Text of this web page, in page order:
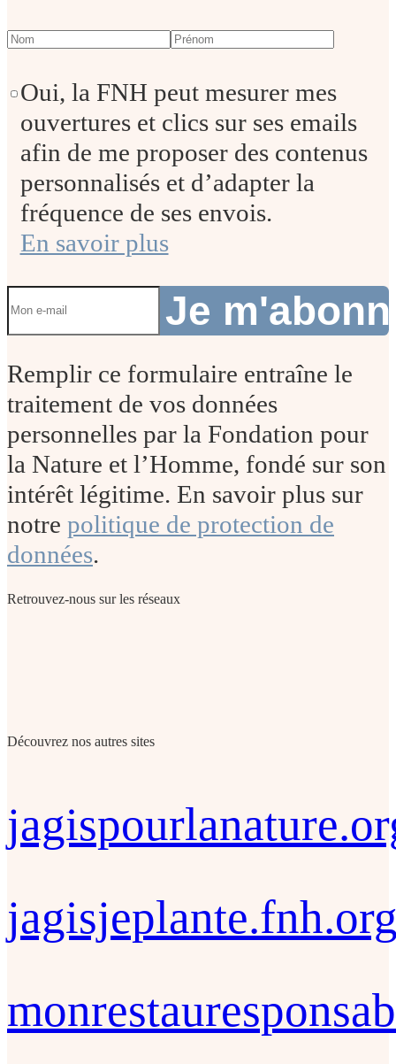
Oui, la FNH peut mesurer mes
ouvertures et clics sur ses emails
afin de me proposer des contenus
personnalisés et d’adapter la
fréquence de ses envois.
En savoir plus
Je
Remplir ce formulaire entraîne le
traitement de vos données
personnelles par la Fondation pour
la Nature et l’Homme, fondé sur son
intérêt légitime. En savoir plus sur
notre politique de protection de
données.
Retrouvez-nous sur les réseaux
Découvrez nos autres sites